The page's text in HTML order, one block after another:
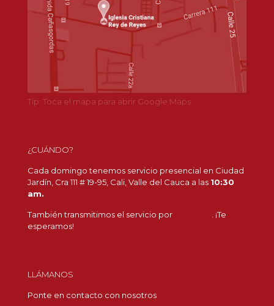
Tip: Toca el mapa para abrir Google Maps.
¿CUÁNDO?
Cada domingo tenemos servicio presencial en Ciudad
Jardín, Cra 111 # 19-95, Cali, Valle del Cauca a las 10:30
am.
También transmitimos el servicio por
. ¡Te
esperamos!
LLÁMANOS
Ponte en contacto con nosotros